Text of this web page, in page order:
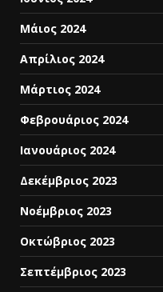
Μάιος 2024
Απρίλιος 2024
Μάρτιος 2024
Φεβρουάριος 2024
Ιανουάριος 2024
Δεκέμβριος 2023
Νοέμβριος 2023
Οκτώβριος 2023
Σεπτέμβριος 2023